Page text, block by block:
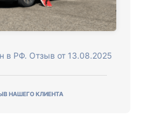
в РФ. Отзыв от 13.08.2025
НАШЕГО КЛИЕНТА